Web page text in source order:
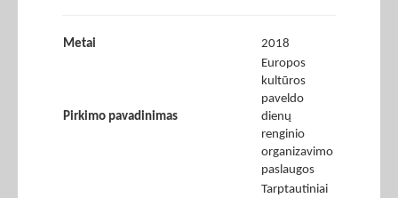
Metai 2018
Pirkimo pavadinimas
Europos
kultūros
paveldo
dienų
renginio
organizavimo
paslaugos
Tarptautiniai